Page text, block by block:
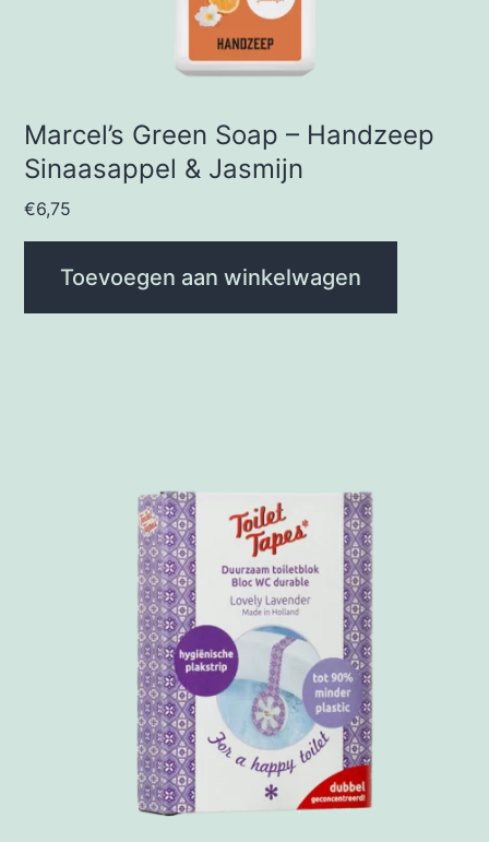
Marcel’s Green Soap – Handzeep
Sinaasappel & Jasmijn
€6,75
Toevoegen aan winkelwagen